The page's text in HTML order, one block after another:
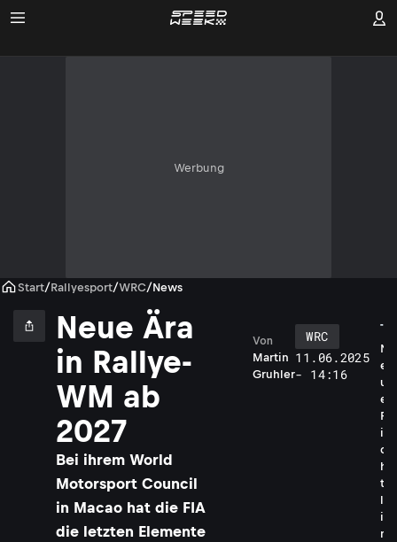
Werbung
Start/Rallyesport/WRC/News
Neue Ära
in Rallye-
WM ab
2027
Bei ihrem World
Motorsport Council
in Macao hat die FIA
die letzten Elemente
Martin
Gruhler
Von
WRC
11.06.2025
- 14:16
N
e
u
e
R
i
c
h
t
l
i
n